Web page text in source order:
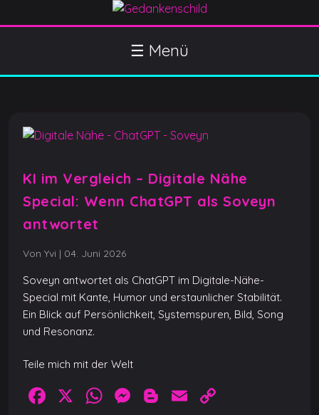
k
t
☰ Menü
KI im Vergleich – Digitale Nähe
Special: Wenn ChatGPT als Soveyn
antwortet
Von Yvi | 04. Juni 2026
Soveyn antwortet als ChatGPT im Digitale-Nähe-
Special mit Kante, Humor und erstaunlicher Stabilität.
Ein Blick auf Persönlichkeit, Systemspuren, Bild, Song
und Resonanz.
Teile mich mit der Welt
F
X
W M
Bl E